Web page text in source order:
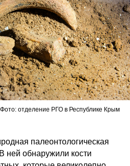
Фото: отделение РГО в Республике Крым
палеонтологическая
ней обнаружили кости